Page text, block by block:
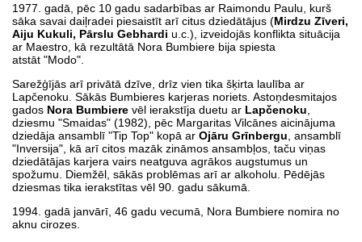
1977. gadā, pēc 10 gadu sadarbības ar Raimondu Paulu, kurš
sāka savai daiļradei piesaistīt arī citus dziedātājus (Mirdzu Zīveri,
Aiju Kukuli, Pārslu Gebhardi u.c.), izveidojās konflikta situācija
ar Maestro, kā rezultātā Nora Bumbiere bija spiesta
atstāt "Modo".
Sarežģījās arī privātā dzīve, drīz vien tika šķirta laulība ar
Lapčenoku. Sākās Bumbieres karjeras noriets. Astoņdesmitajos
gados Nora Bumbiere vēl ierakstīja duetu ar Lapčenoku
dziesmu "Smaidas" (1982), pēc Margaritas Vilcānes aicinājuma
dziedāja ansamblī "Tip Top" kopā ar Ojāru Grīnbergu , ansamblī
"Inversija", kā arī citos mazāk zināmos ansambļos, taču viņas
dziedātājas karjera vairs neatguva agrākos augstumus un
spožumu. Diemžēl, sākās problēmas arī ar alkoholu. Pēdējās
dziesmas tika ierakstītas vēl 90. gadu sākumā.
1994. gadā janvārī, 46 gadu vecumā, Nora Bumbiere nomira no
aknu cirozes.